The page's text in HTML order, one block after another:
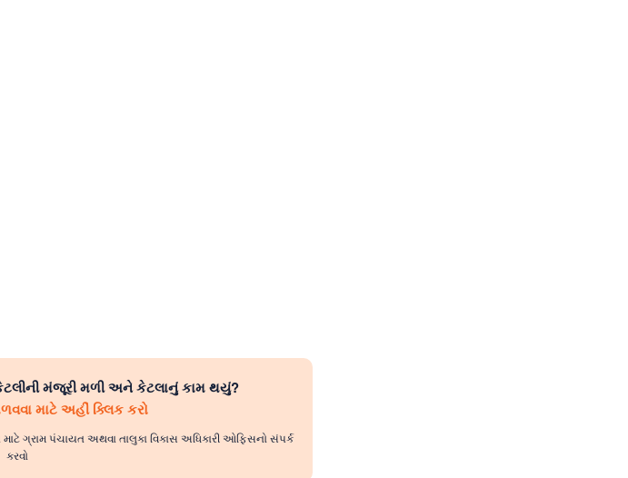
મંજૂરી મળી અને કેટલાનું કામ થયું?
માટે અહીં ક્લિક કરો
ગ્રામ પંચાયત અથવા તાલુકા વિકાસ અધિકારી ઓફિસનો સંપર્ક
કરવો